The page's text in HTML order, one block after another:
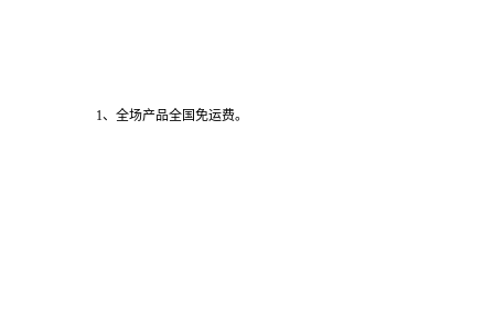
1、全场产品全国免运费。